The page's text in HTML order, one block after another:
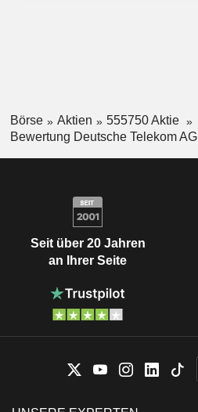
Börse Aktien
555750 Aktie
Bewertung Deutsche Telekom AG
Seit über 20 Jahren
an Ihrer Seite